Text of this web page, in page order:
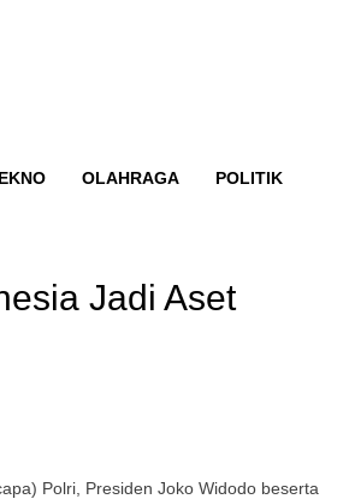
OLAHRAGA POLITIK
Jadi Aset
Polri, Presiden Joko Widodo beserta